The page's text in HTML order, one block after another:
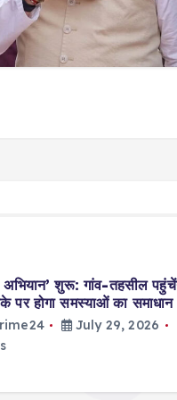
अभियान’ शुरू: गांव-तहसील
पर होगा समस्याओं का समाधान
July 29, 2026